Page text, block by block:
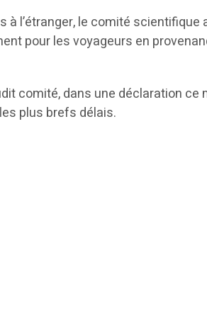
l’étranger, le comité
pour les voyageurs en
comité, dans une déclaration
plus brefs délais.